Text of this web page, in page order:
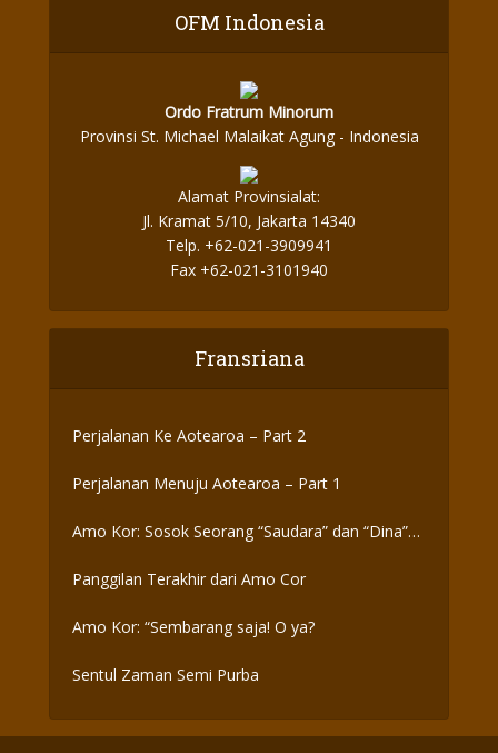
OFM Indonesia
Ordo Fratrum Minorum
Provinsi St. Michael Malaikat Agung - Indonesia
Alamat Provinsialat:
Jl. Kramat 5/10, Jakarta 14340
Telp. +62-021-3909941
Fax +62-021-3101940
Fransriana
Perjalanan Ke Aotearoa – Part 2
Perjalanan Menuju Aotearoa – Part 1
Amo Kor: Sosok Seorang “Saudara” dan “Dina”
Panggilan Terakhir dari Amo Cor
Amo Kor: “Sembarang saja! O ya?
Sentul Zaman Semi Purba